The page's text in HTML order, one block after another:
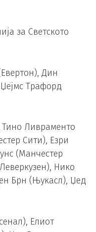
за Светското
Дин
Трафорд
Ливраменто
Сити), Езри
(Манчестер
Нико
Брн (Њукасл), Џед
Елиот